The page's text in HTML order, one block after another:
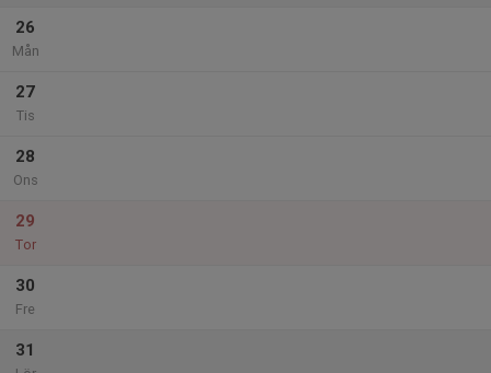
26
Mån
27
Tis
28
Ons
29
Tor
30
Fre
31